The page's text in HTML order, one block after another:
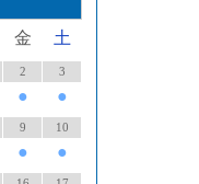
金 土
2
●
3
●
9
●
10
●